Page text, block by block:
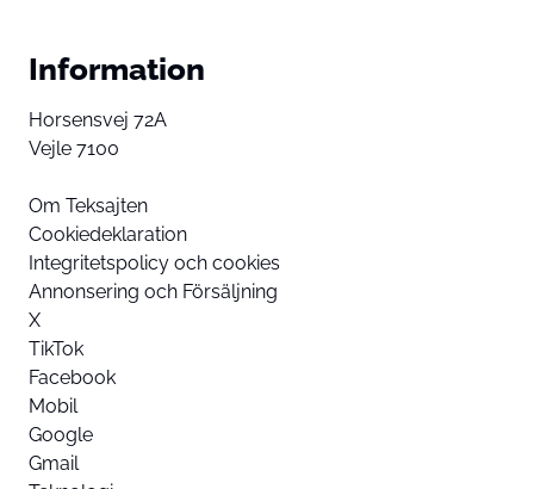
Information
Horsensvej 72A
Vejle 7100
Om Teksajten
Cookiedeklaration
Integritetspolicy och cookies
Annonsering och Försäljning
X
TikTok
Facebook
Mobil
Google
Gmail